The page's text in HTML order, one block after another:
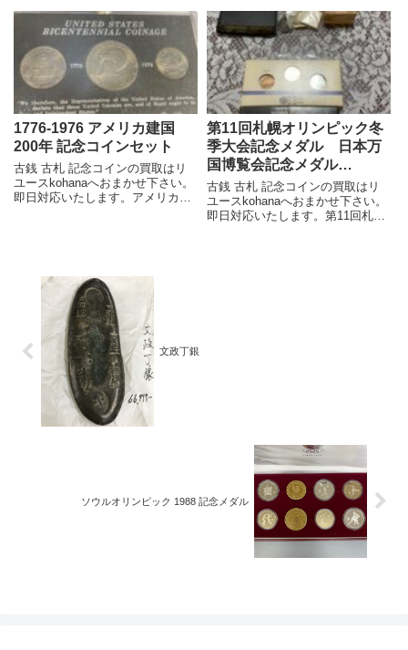
された第18回夏季オリンピックを
記念して発行された記念貨幣で
す。日本初の記念貨幣で、戦後復
興や国際社会復...
円切り替えの際に発行された紙幣
です。 ご相談、査...
1776-1976 アメリカ建国
200年 記念コインセット
古銭 古札 記念コインの買取はリ
ユースkohanaへおまかせ下さい。
即日対応いたします。アメリカ合
第11回札幌オリンピック冬
季大会記念メダル 日本万
国博覧会記念メダル
EXPO70 他
古銭 古札 記念コインの買取はリ
ユースkohanaへおまかせ下さい。
即日対応いたします。第11回札幌
文政丁銀
ソウルオリンピック 1988 記念メダル